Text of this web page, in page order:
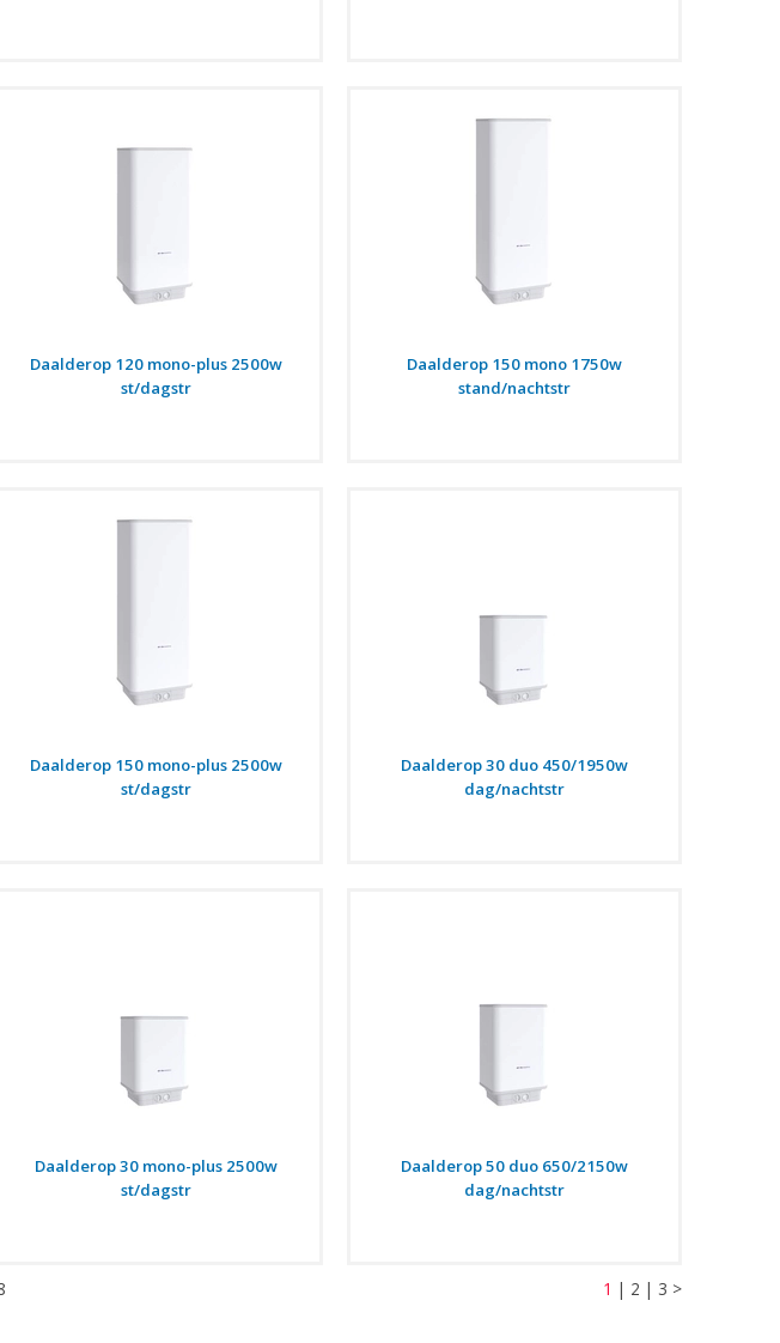
Daalderop 120 mono-plus 2500w
st/dagstr
Daalderop 150 mono 1750w
stand/nachtstr
Daalderop 150 mono-plus 2500w
st/dagstr
Daalderop 30 duo 450/1950w
dag/nachtstr
Daalderop 30 mono-plus 2500w
st/dagstr
Daalderop 50 duo 650/2150w
dag/nachtstr
1 | 2 | 3 >